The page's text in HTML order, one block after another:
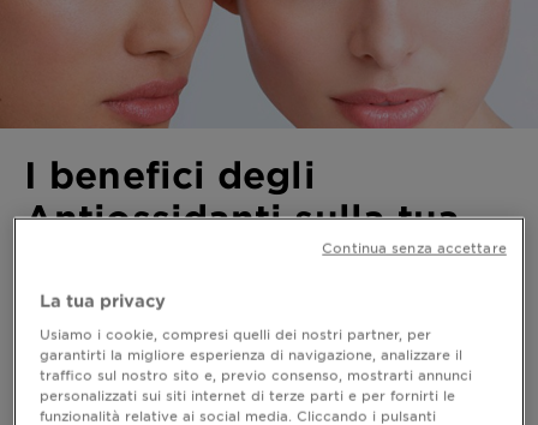
I benefici degli
Antiossidanti sulla tua
Scopri gli antiossidanti, proteggono dai raggi UV del
sole, prevengono e riducono le rughe migliorando il
naturale colorito e la disidratazione della pelle.
La tua privacy
Usiamo i cookie, compresi quelli dei nostri partner, per
garantirti la migliore esperienza di navigazione, analizzare il
traffico sul nostro sito e, previo consenso, mostrarti annunci
personalizzati sui siti internet di terze parti e per fornirti le
funzionalità relative ai social media. Cliccando i pulsanti
Continua senza accettare